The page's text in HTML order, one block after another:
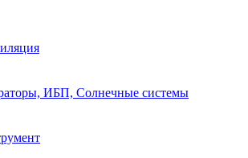
ИБП, Солнечные системы